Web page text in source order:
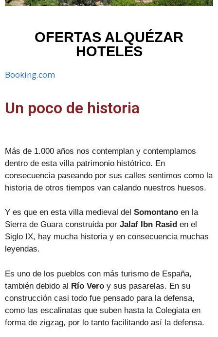
OFERTAS ALQUÉZAR
HOTELES
Booking.com
Un poco de historia
Más de 1.000 años nos contemplan y contemplamos
dentro de esta villa patrimonio histótrico. En
consecuencia paseando por sus calles sentimos como la
historia de otros tiempos van calando nuestros huesos.
Y es que en esta villa medieval del Somontano en la
Sierra de Guara construida por Jalaf Ibn Rasid en el
Siglo IX, hay mucha historia y en consecuencia muchas
leyendas.
Es uno de los pueblos con más turismo de España,
también debido al Río Vero y sus pasarelas. En su
construcción casi todo fue pensado para la defensa,
como las escalinatas que suben hasta la Colegiata en
forma de zigzag, por lo tanto facilitando así la defensa.